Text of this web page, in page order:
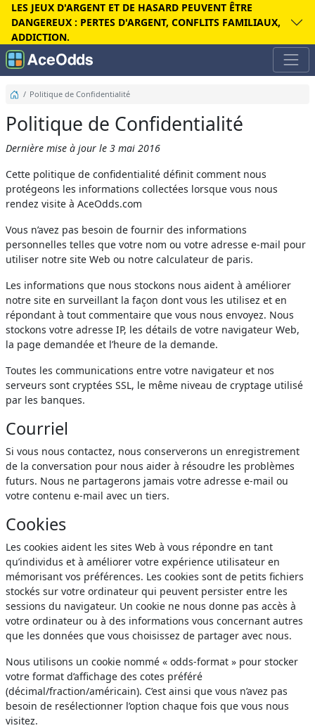
LES JEUX D'ARGENT ET DE HASARD PEUVENT ÊTRE
DANGEREUX : PERTES D'ARGENT, CONFLITS FAMILIAUX,
ADDICTION.
18 ans et plus Les mises et les conditions générales s’appliquent Jouez de manière responsable
Contenu commercial
Politique de Confidentialité
Politique de Confidentialité
Dernière mise à jour le 3 mai 2016
Cette politique de confidentialité définit comment nous
protégeons les informations collectées lorsque vous nous
rendez visite à AceOdds.com
Vous n’avez pas besoin de fournir des informations
personnelles telles que votre nom ou votre adresse e-mail pour
utiliser notre site Web ou notre calculateur de paris.
Les informations que nous stockons nous aident à améliorer
notre site en surveillant la façon dont vous les utilisez et en
répondant à tout commentaire que vous nous envoyez. Nous
stockons votre adresse IP, les détails de votre navigateur Web,
la page demandée et l’heure de la demande.
Toutes les communications entre votre navigateur et nos
serveurs sont cryptées SSL, le même niveau de cryptage utilisé
par les banques.
Courriel
Si vous nous contactez, nous conserverons un enregistrement
de la conversation pour nous aider à résoudre les problèmes
futurs. Nous ne partagerons jamais votre adresse e-mail ou
votre contenu e-mail avec un tiers.
Cookies
Les cookies aident les sites Web à vous répondre en tant
qu’individus et à améliorer votre expérience utilisateur en
mémorisant vos préférences. Les cookies sont de petits fichiers
stockés sur votre ordinateur qui peuvent persister entre les
sessions du navigateur. Un cookie ne nous donne pas accès à
votre ordinateur ou à des informations vous concernant autres
que les données que vous choisissez de partager avec nous.
Nous utilisons un cookie nommé « odds-format » pour stocker
votre format d’affichage des cotes préféré
(décimal/fraction/américain). C’est ainsi que vous n’avez pas
besoin de resélectionner l’option chaque fois que vous nous
visitez.